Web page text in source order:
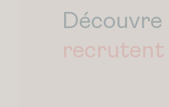
Découvre
recrutent